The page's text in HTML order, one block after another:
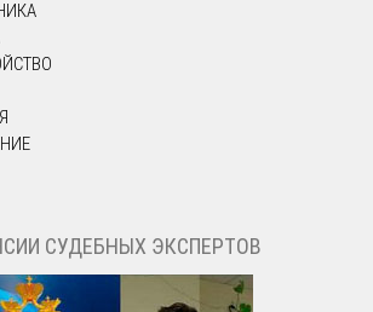
СУДЕБНЫХ ЭКСПЕРТОВ